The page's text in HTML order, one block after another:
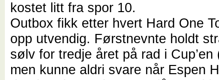
kostet litt fra spor 10.
Outbox fikk etter hvert Hard One
opp utvendig. Førstnevnte holdt
sølv for tredje året på rad i Cup’en
men kunne aldri svare når Espen